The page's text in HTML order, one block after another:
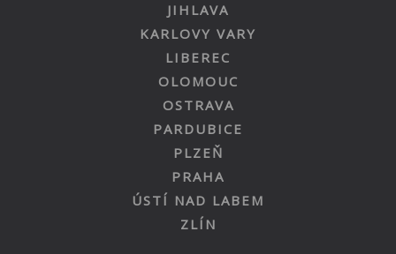
JIHLAVA
KARLOVY VARY
LIBEREC
OLOMOUC
OSTRAVA
PARDUBICE
PLZEŇ
PRAHA
ÚSTÍ NAD LABEM
ZLÍN